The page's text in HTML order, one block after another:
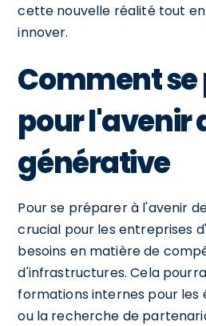
cette nouvelle réalité tout
innover.
Comment
pour l'avenir
générative
Pour se préparer à l'avenir
crucial pour les entreprises
besoins en matière de
d'infrastructures. Cela
formations internes pour les
ou la recherche de